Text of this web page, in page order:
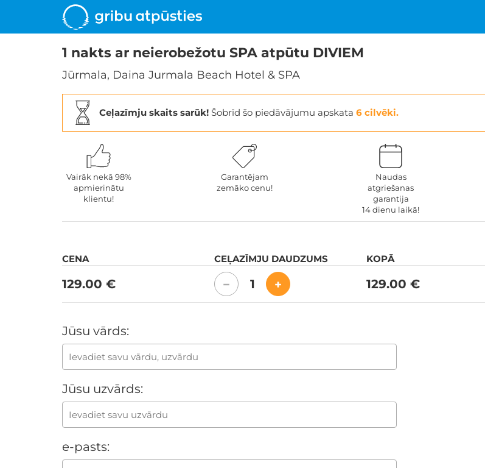
1 nakts ar neierobežotu SPA atpūtu DIVIEM
Jūrmala, Daina Jurmala Beach Hotel & SPA
Ceļazīmju skaits sarūk! Šobrīd šo piedāvājumu apskata 6 cilvēki.
Vairāk nekā 98%
apmierinātu
klientu!
Garantējam
zemāko cenu!
Naudas
atgriešanas
garantija
14 dienu laikā!
CENA CEĻAZĪMJU DAUDZUMS KOPĀ
129.00 € − 1 + 129.00 €
Jūsu vārds:
Jūsu uzvārds:
e-pasts: